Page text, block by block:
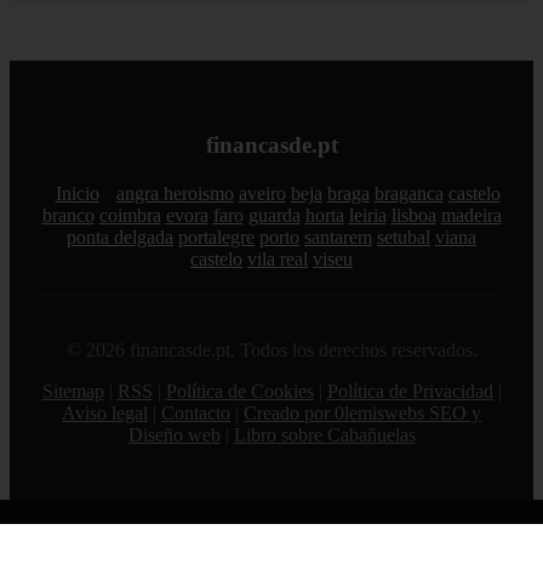
financasde.pt
Inicio angra heroismo aveiro beja braga braganca castelo
branco coimbra evora faro guarda horta leiria lisboa madeira
ponta delgada portalegre porto santarem setubal viana
castelo vila real viseu
© 2026 financasde.pt. Todos los derechos reservados.
Sitemap
RSS Política de Cookies Política de Privacidad
Aviso legal
Contacto
Creado por 0lemiswebs SEO y
Diseño web
Libro sobre Cabañuelas